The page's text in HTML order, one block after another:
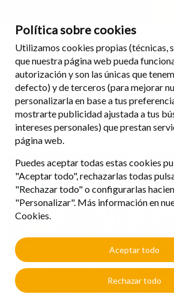
Viajes Destinos
Europa
Extremadura al completo
Alsacia
Política sobre cookies
Utilizamos cookies propias (técnicas,
que nuestra página web pueda
autorización y son las únicas que
defecto) y de terceros (para mejorar
personalizarla en base a tus
mostrarte publicidad ajustada a tus
intereses personales) que prestan
página web.
Puedes aceptar todas estas cookies
"Aceptar todo", rechazarlas todas
"Rechazar todo" o configurarlas
"Personalizar". Más información en
Cookies.
Rechazar todo
Aceptar todo